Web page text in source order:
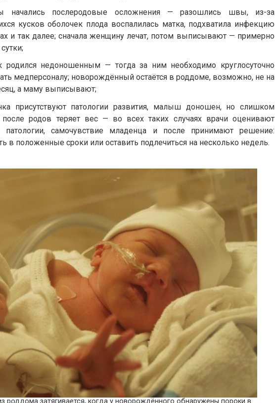
начались послеродовые осложнения — разошлись швы, из-за
кусков оболочек плода воспалилась матка, подхватила инфекцию
и так далее; сначала женщину лечат, потом выписывают — примерно
родился недоношенным — тогда за ним необходимо круглосуточно
медперсоналу; новорождённый остаётся в роддоме, возможно, не на
а маму выписывают;
присутствуют патологии развития, малыш доношен, но слишком
родов теряет вес — во всех таких случаях врачи оценивают
патологии, самочувствие младенца и после принимают решение:
в положенные сроки или оставить подлечиться на несколько недель.
роддома затягивается, когда у новорождённого обнаружены пороки в